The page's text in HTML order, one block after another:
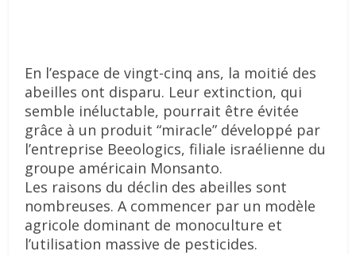
En l’espace de vingt-cinq ans, la moitié des
abeilles ont disparu. Leur extinction, qui
semble inéluctable, pourrait être évitée
grâce à un produit “miracle” développé par
l’entreprise Beeologics, filiale israélienne du
groupe américain Monsanto.
Les raisons du déclin des abeilles sont
nombreuses. A commencer par un modèle
agricole dominant de monoculture et
l’utilisation massive de pesticides.